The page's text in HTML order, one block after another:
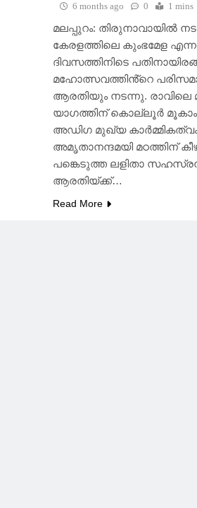
6 months ago 0 1 mins
മലപ്പുറം: തിരുനാവായിൽ
കേരളത്തിലെ കുംഭമേള
ദിവസത്തിനിടെ
മഹോത്സവത്തിൻ്റെ
ആരതിയും നടന്നു. രാവിലെ
യാഗത്തിന് കൊല്ലൂർ
അഡിഗ മുഖ്യ
അമൃതാനന്ദമയി മഠത്തിന്
പങ്കെടുത്ത ലളിതാ
ആരതിയ്ക്ക്…
Read More